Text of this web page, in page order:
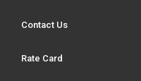
Contact Us
Rate Card